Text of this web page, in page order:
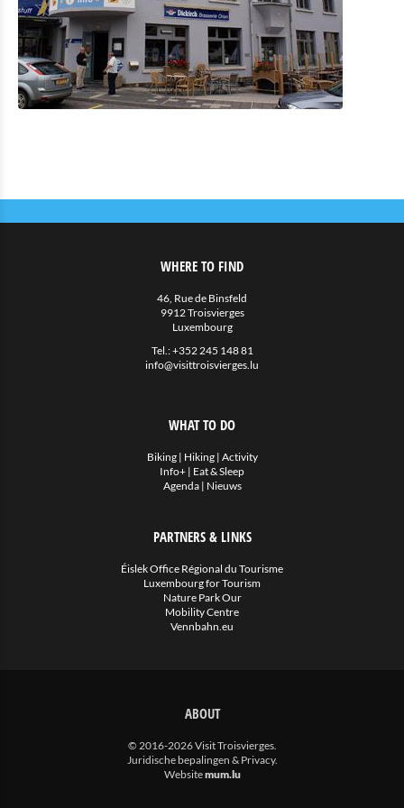
Eat & Sleep
Restaurants
Cafés en Snack
Hotels met restaurant
WHERE TO FIND
46, Rue de Binsfeld
9912 Troisvierges
Luxembourg
Tel.:+352 245 148 81
info@visittroisvierges.lu
WHAT TO DO
Biking| Hiking| Activity
Info+ | Eat & Sleep
Agenda| Nieuws
PARTNERS & LINKS
Éislek Office Régional du Tourisme
Luxembourg for Tourism
Nature Park Our
Mobility Centre
Vennbahn.eu
ABOUT
© 2016-2026 Visit Troisvierges.
Juridische bepalingen & Privacy.
Websitemum.lu